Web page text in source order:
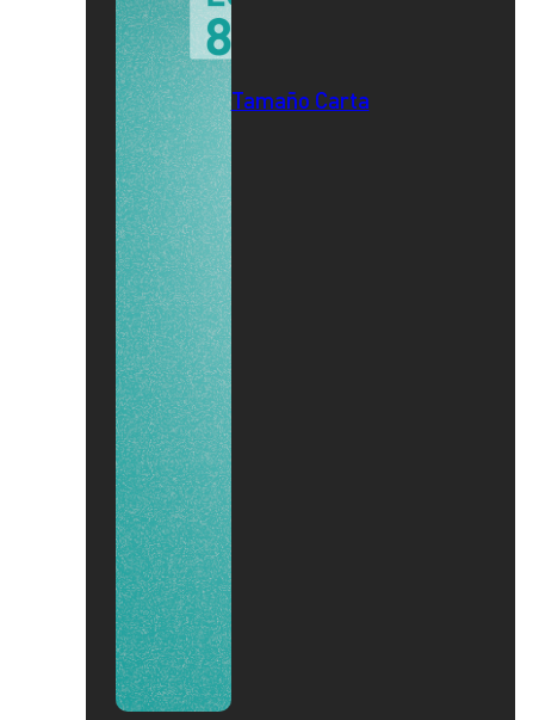
Tamaño Carta